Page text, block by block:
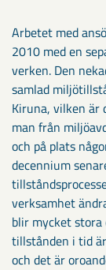
Arbetet med
2010 med en
verken. Den
samlad
Kiruna, vilken är
man från
och på plats
decennium
verksamhet
blir mycket
tillstånden i tid
och det är